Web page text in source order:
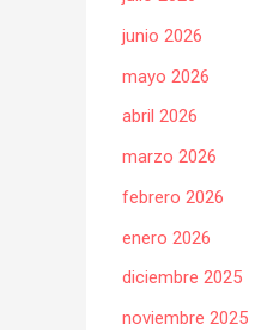
junio 2026
mayo 2026
abril 2026
marzo 2026
febrero 2026
enero 2026
diciembre 2025
noviembre 2025